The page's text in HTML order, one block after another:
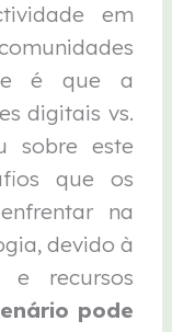
em
é que a
digitais vs.
sobre este
que os
na
devido à
recursos
pode